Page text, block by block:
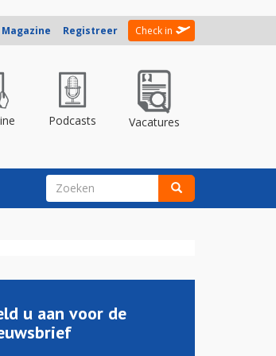
Registreer Check in
Podcasts Vacatures
ZOEKVELD
u aan voor de